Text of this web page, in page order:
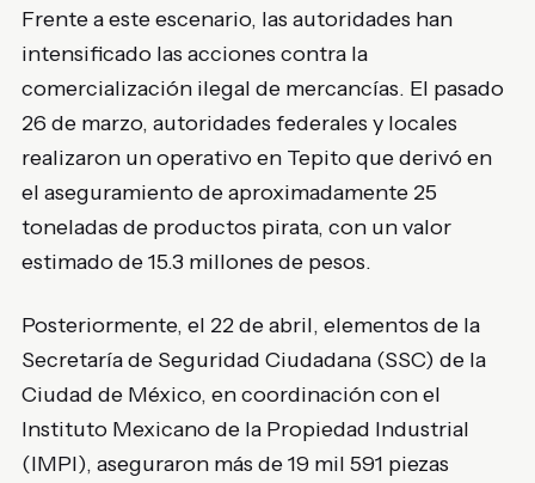
Frente a este escenario, las autoridades han
intensificado las acciones contra la
comercialización ilegal de mercancías. El pasado
26 de marzo, autoridades federales y locales
realizaron un operativo en Tepito que derivó en
el aseguramiento de aproximadamente 25
toneladas de productos pirata, con un valor
estimado de 15.3 millones de pesos.
Posteriormente, el 22 de abril, elementos de la
Secretaría de Seguridad Ciudadana (SSC) de la
Ciudad de México, en coordinación con el
Instituto Mexicano de la Propiedad Industrial
(IMPI), aseguraron más de 19 mil 591 piezas